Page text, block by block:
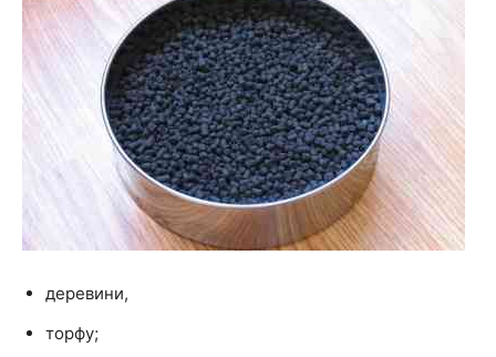
деревини,
торфу;